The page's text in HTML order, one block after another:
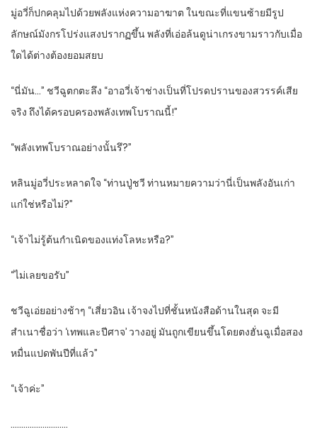
มู่อวี่ก็ปกคลุมไปด้วยพลังแห่งความอาฆาต ในขณะที่แขนซ้ายมีรูป
ลักษณ์มังกรโปร่งแสงปรากฏขึ้น พลังที่เอ่อล้นดูน่าเกรงขามราวกับเมื่อ
ใดได้ต่างต้องยอมสยบ
“นี่มัน…” ชวีฉูตกตะลึง “อาอวี่เจ้าช่างเป็นที่โปรดปรานของสวรรค์เสีย
จริง ถึงได้ครอบครองพลังเทพโบราณนี้!”
“พลังเทพโบราณอย่างนั้นรึ?”
หลินมู่อวี่ประหลาดใจ “ท่านปู่ชวี ท่านหมายความว่านี่เป็นพลังอันเก่า
แก่ใช่หรือไม่?”
“เจ้าไม่รู้ต้นกำเนิดของแท่งโลหะหรือ?”
“ไม่เลยขอรับ”
ชวีฉูเอ่ยอย่างช้าๆ “เสี่ยวอิน เจ้าจงไปที่ชั้นหนังสือด้านในสุด จะมี
สำเนาชื่อว่า ‘เทพและปีศาจ’ วางอยู่ มันถูกเขียนขึ้นโดยตงฮั่นฉูเมื่อสอง
หมื่นแปดพันปีที่แล้ว”
“เจ้าค่ะ”
………………………